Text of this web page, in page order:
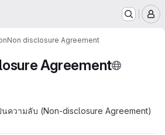
Non disclosure Agreement
Agreement
ความลับ (Non-disclosure Agreement)